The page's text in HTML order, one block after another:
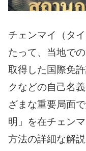
チェンマイ（タ
たって、当地で
取得した国際免
クなどの自己名
ざまな重要局面
明」を在チェン
方法の詳細な解説